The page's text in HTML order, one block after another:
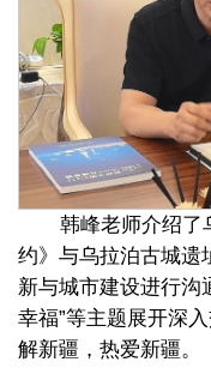
韩峰老师介绍了乌
约》与乌拉泊古城遗
新与城市建设进行沟
幸福”等主题展开深
解新疆，热爱新疆。